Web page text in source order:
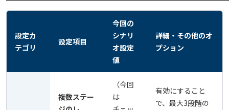
設定カ
テゴリ
設定項目
今回の
シナリ
オ設定
値
詳細・その他のオ
プション
複数ステー
（今回
は
有効にすること
で、最大3段階の